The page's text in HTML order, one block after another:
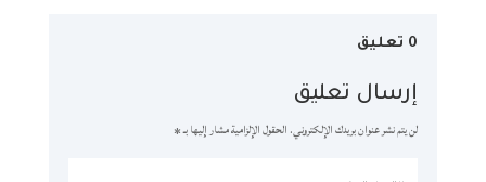
0 تعليق
إرسال تعليق
لن يتم نشر عنوان بريدك الإلكتروني. الحقول الإلزامية مشار إليها بـ*